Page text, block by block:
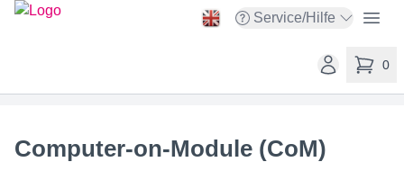
Service/Hilfe
Open service menu
taskit GmbH
Open user0
items in
Computer-on-Module (CoM)